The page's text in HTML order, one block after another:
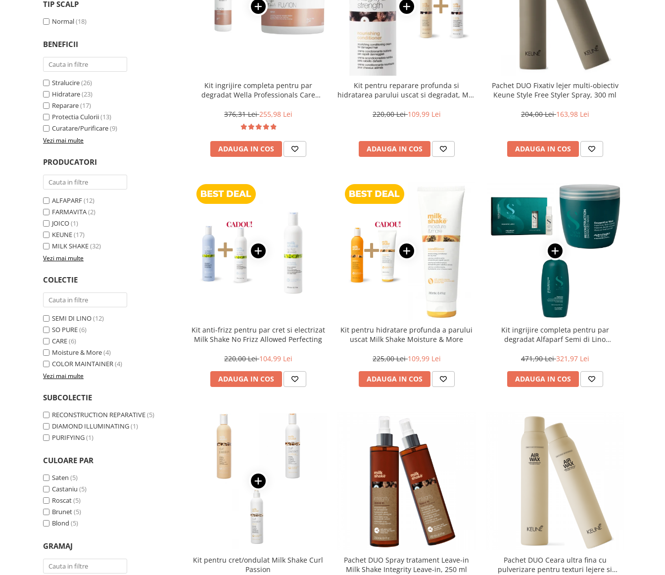
TIP SCALP
Normal(18)
BENEFICII
Stralucire(26)
Hidratare(23)
Reparare(17)
Protectia Culorii(13)
Curatare/Purificare(9)
Vezi mai multe
PRODUCATORI
ALFAPARF(12)
FARMAVITA(2)
JOICO(1)
KEUNE(17)
MILK SHAKE(32)
Vezi mai multe
COLECTIE
SEMI DI LINO(12)
SO PURE(6)
CARE(6)
Moisture & More(4)
COLOR MAINTAINER(4)
Vezi mai multe
SUBCOLECTIE
RECONSTRUCTION REPARATIVE(5)
DIAMOND ILLUMINATING(1)
PURIFYING(1)
CULOARE PAR
Saten (5)
Castaniu (5)
Roscat(5)
Brunet(5)
Blond (5)
GRAMAJ
Kit ingrijire completa pentru par
degradat Wella Professionals Care
376,31 Lei255,98 Lei
ADAUGA IN COS
Kit pentru reparare profunda si
hidratarea parului uscat si degradat, Milk
220,00 Lei109,99 Lei
ADAUGA IN COS
Pachet DUO Fixativ lejer multi-obiectiv
Keune Style Free Styler Spray, 300 ml
204,00 Lei163,98 Lei
ADAUGA IN COS
Kit anti-frizz pentru par cret si electrizat
Milk Shake No Frizz Allowed Perfecting
220,00 Lei104,99 Lei
ADAUGA IN COS
Kit pentru hidratare profunda a parului
uscat Milk Shake Moisture & More
225,00 Lei109,99 Lei
ADAUGA IN COS
Kit ingrijire completa pentru par
degradat Alfaparf Semi di Lino
471,90 Lei321,97 Lei
ADAUGA IN COS
Kit pentru cret/ondulat Milk Shake Curl
Passion
Pachet DUO Spray tratament Leave-in
Milk Shake Integrity Leave-in, 250 ml
Pachet DUO Ceara ultra fina cu
pulverizare pentru texturi lejere si